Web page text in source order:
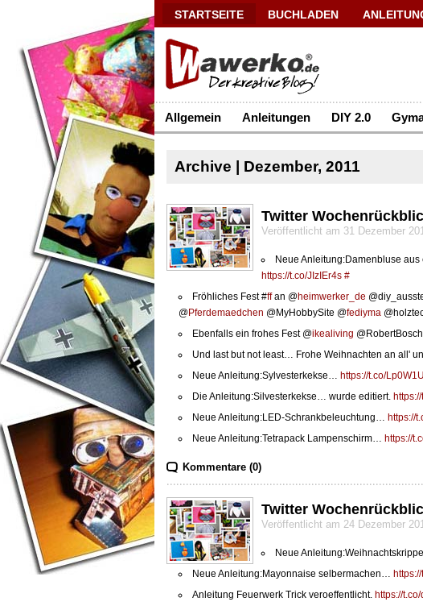
STARTSEITE BUCHLADEN
Allgemein Anleitungen DIY 2.0
Archive | Dezember, 2011
Twitter
Veröffentlicht am 31 Dezember
Neue Anleitung:Damenbluse
https://t.co/JIzIEr4s #
Fröhliches Fest #ffan @heimwerker_de
@Pferdemaedchen @MyHobbySite @fediyma
Ebenfalls ein frohes Fest @ikealiving
Und last but not least… Frohe Weihnachten an all'
Neue Anleitung:Sylvesterkekse… https://t.co/
Die Anleitung:Silvesterkekse… wurde editiert.
Neue Anleitung:LED-Schrankbeleuchtung… https://
Neue Anleitung:Tetrapack Lampenschirm… https://
Kommentare (0)
Twitter
Veröffentlicht am 24 Dezember
Neue
Neue Anleitung:Mayonnaise selbermachen…
Anleitung Feuerwerk Trick veroeffentlicht. https://